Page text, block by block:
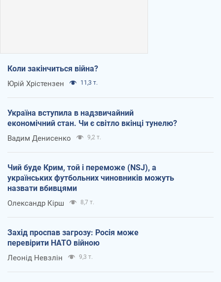
Коли закінчиться війна?
Юрій Хрістензен 11,3 т.
Україна вступила в надзвичайний
економічний стан. Чи є світло вкінці тунелю?
Вадим Денисенко 9,2 т.
Чий буде Крим, той і переможе (NSJ), а
українських футбольних чиновників можуть
назвати вбивцями
Олександр Кірш 8,7 т.
Захід проспав загрозу: Росія може
перевірити НАТО війною
Леонід Невзлін 9,3 т.